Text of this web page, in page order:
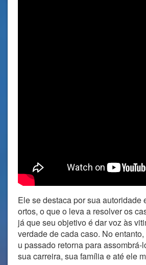
Ele se destaca por sua autoridade
ortos, o que o leva a resolver os
já que seu objetivo é dar voz às
verdade de cada caso. No
u passado retorna para assombrá-
sua carreira, sua família e até ele